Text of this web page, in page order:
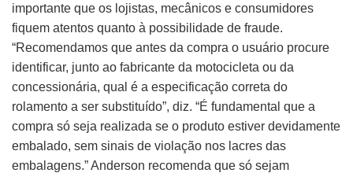
importante que os lojistas, mecânicos e consumidores
fiquem atentos quanto à possibilidade de fraude.
“Recomendamos que antes da compra o usuário procure
identificar, junto ao fabricante da motocicleta ou da
concessionária, qual é a especificação correta do
rolamento a ser substituído”, diz. “É fundamental que a
compra só seja realizada se o produto estiver devidamente
embalado, sem sinais de violação nos lacres das
embalagens.” Anderson recomenda que só sejam